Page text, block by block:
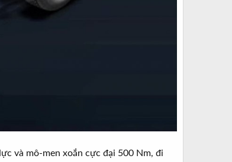
và mô-men xoắn cực đại 500 Nm, đi